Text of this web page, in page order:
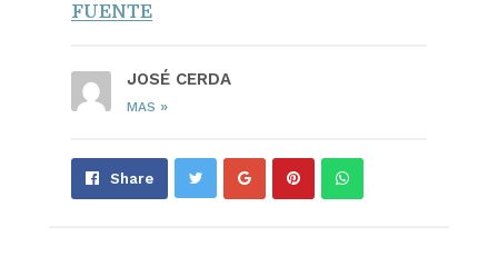
FUENTE
JOSÉ CERDA
MAS »
Share Share Pin Send